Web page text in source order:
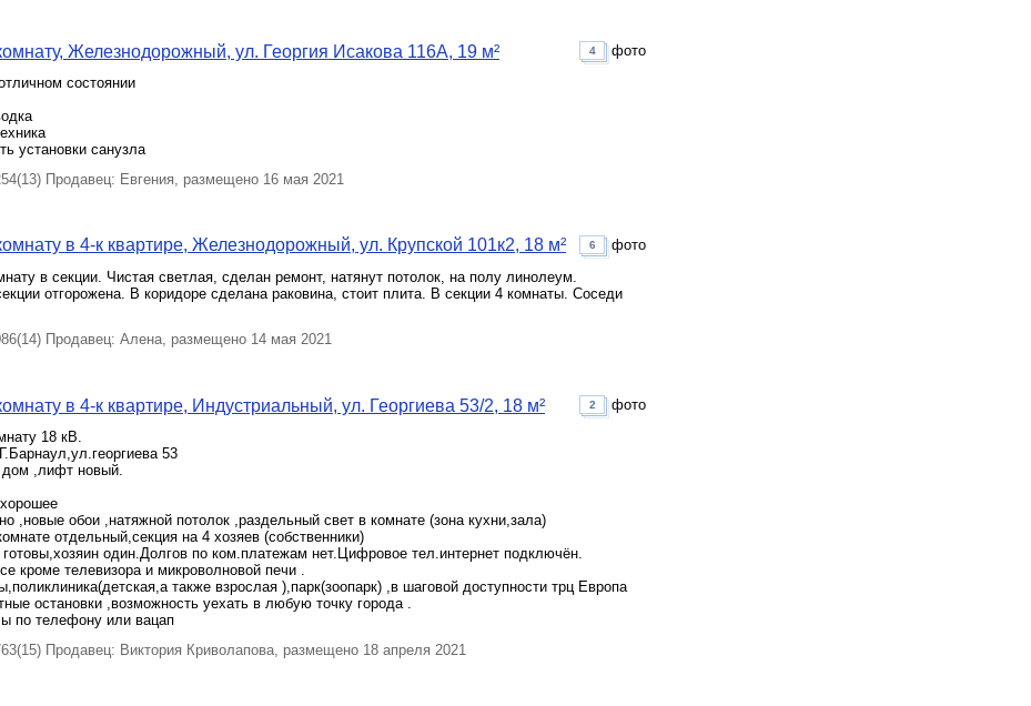
Железнодорожный, ул. Георгия Исакова 116А, 19 м²
состоянии
установки санузла
4 фото
Продавец: Евгения, размещено 16 мая 2021
в 4-к квартире, Железнодорожный, ул. Крупской 101к2, 18 м²
в секции. Чистая светлая, сделан ремонт, натянут потолок, на полу линолеум.
отгорожена. В коридоре сделана раковина, стоит плита. В секции 4 комнаты. Соседи
6 фото
Продавец: Алена, размещено 14 мая 2021
в 4-к квартире, Индустриальный, ул. Георгиева 53/2, 18 м²
18 кВ.
53
дом ,лифт новый.
,новые обои ,натяжной потолок ,раздельный свет в комнате (зона кухни,зала)
отдельный,секция на 4 хозяев (собственники)
один.Долгов по ком.платежам нет.Цифровое тел.интернет подключён.
кроме телевизора и микроволновой печи .
также взрослая ),парк(зоопарк) ,в шаговой доступности трц Европа
остановки ,возможность уехать в любую точку города .
по телефону или вацап
2 фото
Продавец: Виктория Криволапова, размещено 18 апреля 2021